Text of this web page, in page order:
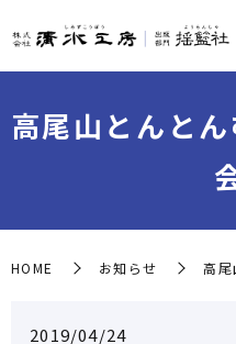
高尾山とんと
HOME お知らせ 高尾
2019/04/24